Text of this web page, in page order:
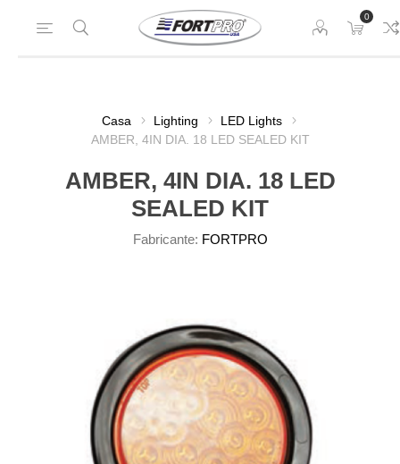
0
Casa Lighting
LED Lights
AMBER, 4IN DIA. 18 LED SEALED KIT
AMBER, 4IN DIA. 18 LED
SEALED KIT
Fabricante: FORTPRO